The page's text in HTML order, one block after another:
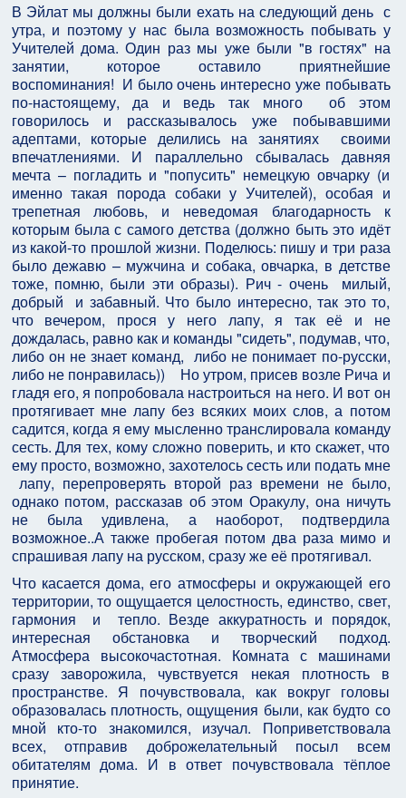
В Эйлат мы должны были ехать на следующий день с
утра, и поэтому у нас была возможность побывать у
Учителей дома. Один раз мы уже были "в гостях" на
занятии, которое оставило приятнейшие
воспоминания! И было очень интересно уже побывать
по-настоящему, да и ведь так много об этом
говорилось и рассказывалось уже побывавшими
адептами, которые делились на занятиях своими
впечатлениями. И параллельно сбывалась давняя
мечта – погладить и "попусить" немецкую овчарку (и
именно такая порода собаки у Учителей), особая и
трепетная любовь, и неведомая благодарность к
которым была с самого детства (должно быть это идёт
из какой-то прошлой жизни. Поделюсь: пишу и три раза
было дежавю – мужчина и собака, овчарка, в детстве
тоже, помню, были эти образы). Рич - очень милый,
добрый и забавный. Что было интересно, так это то,
что вечером, прося у него лапу, я так её и не
дождалась, равно как и команды "сидеть", подумав, что,
либо он не знает команд, либо не понимает по-русски,
либо не понравилась)) Но утром, присев возле Рича и
гладя его, я попробовала настроиться на него. И вот он
протягивает мне лапу без всяких моих слов, а потом
садится, когда я ему мысленно транслировала команду
сесть. Для тех, кому сложно поверить, и кто скажет, что
ему просто, возможно, захотелось сесть или подать мне
лапу, перепроверять второй раз времени не было,
однако потом, рассказав об этом Оракулу, она ничуть
не была удивлена, а наоборот, подтвердила
возможное..А также пробегая потом два раза мимо и
спрашивая лапу на русском, сразу же её протягивал.
Что касается дома, его атмосферы и окружающей его
территории, то ощущается целостность, единство, свет,
гармония и тепло. Везде аккуратность и порядок,
интересная обстановка и творческий подход.
Атмосфера высокочастотная. Комната с машинами
сразу заворожила, чувствуется некая плотность в
пространстве. Я почувствовала, как вокруг головы
образовалась плотность, ощущения были, как будто со
мной кто-то знакомился, изучал. Поприветствовала
всех, отправив доброжелательный посыл всем
обитателям дома. И в ответ почувствовала тёплое
принятие.